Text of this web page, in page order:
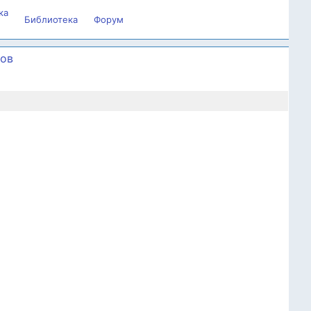
Библиотека Форум